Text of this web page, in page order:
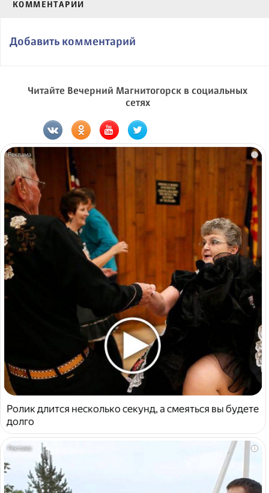
КОММЕНТАРИИ
Добавить комментарий
Читайте Вечерний Магнитогорск в социальных
сетях
i
Ролик длится несколько секунд, а смеяться вы будете
долго
i